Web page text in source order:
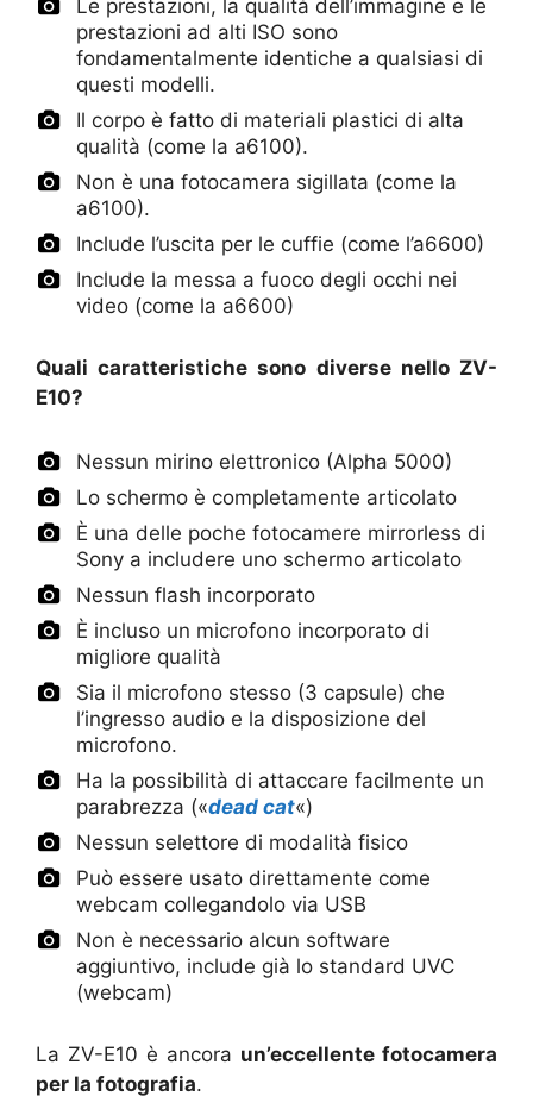
Le prestazioni, la qualità dell’immagine e le
prestazioni ad alti ISO sono
fondamentalmente identiche a qualsiasi di
questi modelli.
Il corpo è fatto di materiali plastici di alta
qualità (come la a6100).
Non è una fotocamera sigillata (come la
a6100).
Include l’uscita per le cuffie (come l’a6600)
Include la messa a fuoco degli occhi nei
video (come la a6600)
Quali caratteristiche sono diverse nello ZV-
E10?
Nessun mirino elettronico (Alpha 5000)
Lo schermo è completamente articolato
È una delle poche fotocamere mirrorless di
Sony a includere uno schermo articolato
Nessun flash incorporato
È incluso un microfono incorporato di
migliore qualità
Sia il microfono stesso (3 capsule) che
l’ingresso audio e la disposizione del
microfono.
Ha la possibilità di attaccare facilmente un
parabrezza («dead cat«)
Nessun selettore di modalità fisico
Può essere usato direttamente come
webcam collegandolo via USB
Non è necessario alcun software
aggiuntivo, include già lo standard UVC
(webcam)
La ZV-E10 è ancora un’eccellente fotocamera
per la fotografia.